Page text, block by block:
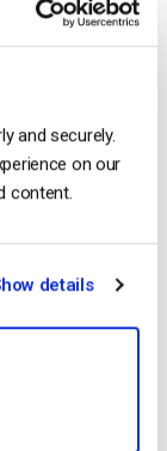
and securely.
on our
content.
details
a los
un